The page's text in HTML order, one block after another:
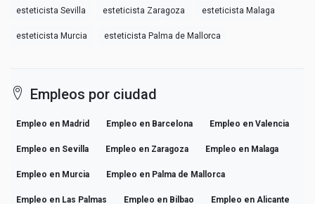
esteticista Sevilla esteticista Zaragoza esteticista Malaga
esteticista Murcia esteticista Palma de Mallorca
Empleos por ciudad
Empleo en Madrid Empleo en Barcelona Empleo en Valencia
Empleo en Sevilla Empleo en Zaragoza Empleo en Malaga
Empleo en Murcia Empleo en Palma de Mallorca
Empleo en Las Palmas Empleo en Bilbao Empleo en Alicante